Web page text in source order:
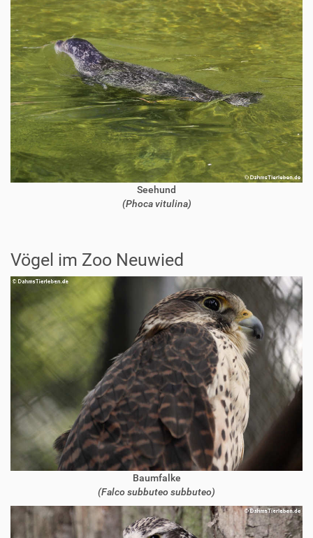
Seehund
(Phoca vitulina)
Vögel im Zoo Neuwied
Baumfalke
(Falco subbuteo subbuteo)